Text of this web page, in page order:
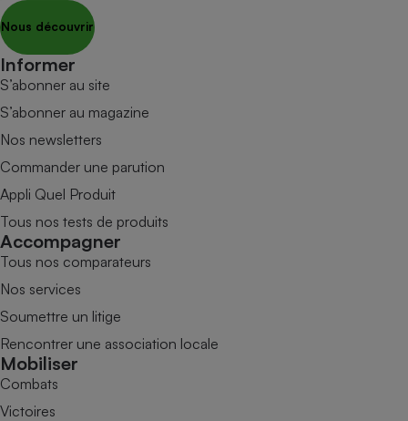
Nous découvrir
Informer
S’abonner au site
S’abonner au magazine
Nos newsletters
Commander une parution
Appli Quel Produit
Tous nos tests de produits
Accompagner
Tous nos comparateurs
Nos services
Soumettre un litige
Rencontrer une association locale
Mobiliser
Combats
Victoires